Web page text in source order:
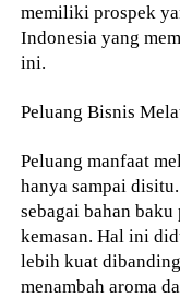
memiliki prospek
Indonesia yang
ini.
Peluang Bisnis
Peluang manfaat
hanya sampai
sebagai bahan
kemasan. Hal ini
lebih kuat
menambah aroma